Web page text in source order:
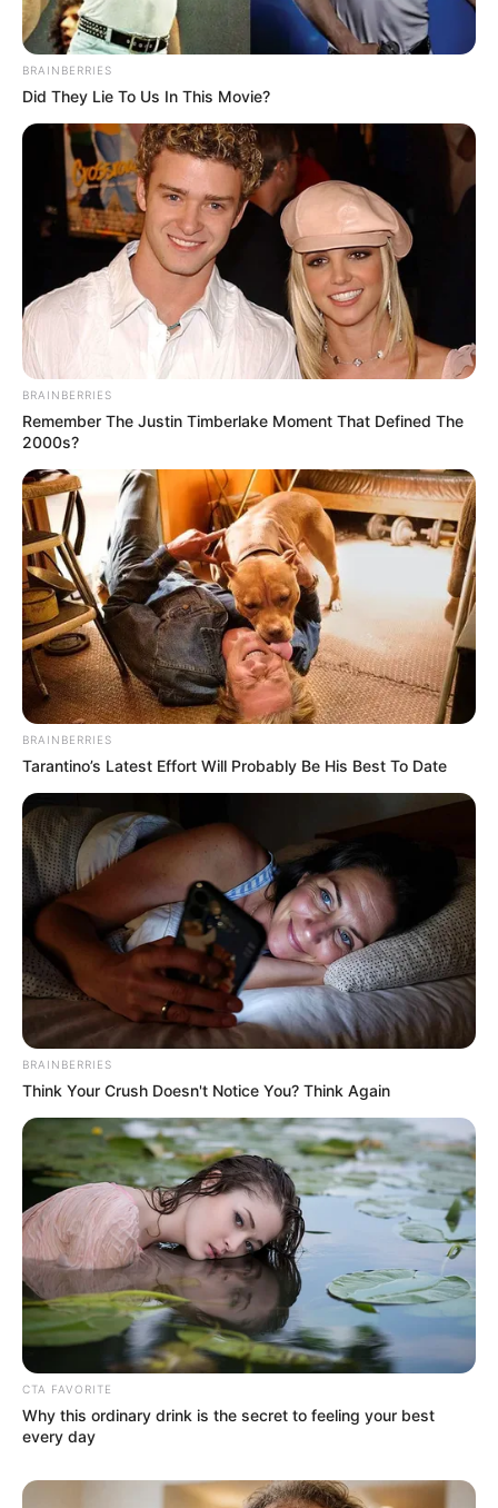
társadalmi elvárásnak, amelyet szerintük egy
Kossuth-díjas személynek képviselnie kell.
A dokumentum konkrét lépést is kér a
döntéshozóktól. A petíció készítői azt sürgetik,
hogy Magyarország Kormánya éljen a vonatkozó
jogszabály adta lehetőséggel, és kezdeményezze a
köztársasági elnöknél a kitüntetések visszavonását.
A szövegben így fogalmaznak:
„Magyarország Kormánya haladéktalanul éljen az
1990. évi XII. törvény 7. §-ában foglaltakkal, és
előterjesztésben kérjék meg a köztársasági
elnököt, hogy vonja vissza Nagy Ferótól és Pataky
Attilától a Kossuth-díjat, mivel érdemtelenné váltak
a kitüntető címre.”
A petíció végén az aláírók támogatásukat
fejezhetik ki Nagy Feró és Pataky Attila Kossuth-
díjának visszavonása mellett.
A Kossuth-díj Magyarország egyik legrangosabb
állami kitüntetése, amelyet kiemelkedő kulturális és
művészeti teljesítményért adományoznak. A
visszavonására ritkán kerül sor, de a jogszabály
lehetőséget ad rá, ha a kitüntetett személyt a
döntéshozók érdemtelennek találják az elismerésre.
BRAINBERRIES
Did They Lie To Us In This Movie?
BRAINBERRIES
Remember The Justin Timberlake Moment That Defined The
2000s?
BRAINBERRIES
Tarantino’s Latest Effort Will Probably Be His Best To Date
BRAINBERRIES
Think Your Crush Doesn't Notice You? Think Again
CTA FAVORITE
Why this ordinary drink is the secret to feeling your best
every day